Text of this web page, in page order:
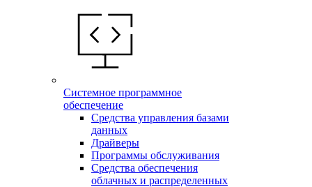
Системное программное
обеспечение
Средства управления базами
данных
Драйверы
Программы обслуживания
Средства обеспечения
облачных и распределенных